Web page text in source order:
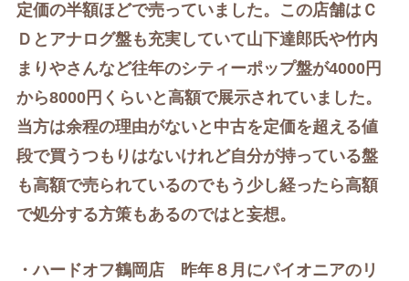
定価の半額ほどで売っていました。 この店舗はＣ
Ｄとアナログ盤も充実していて山下達郎氏や竹内
まりやさんなど往年のシティーポップ盤が4000円
から8000円くらいと高額で展示されていました。
当方は余程の理由がないと中古を定価を超える値
段で買うつもりはないけれど自分が持っている盤
も高額で売られているのでもう少し経ったら高額
で処分する方策もあるのではと妄想。
・ハードオフ鶴岡店 昨年８月にパイオニアのリ